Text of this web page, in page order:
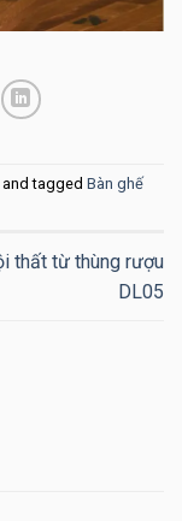
and tagged Bàn ghế
thất từ thùng rượu
DL05